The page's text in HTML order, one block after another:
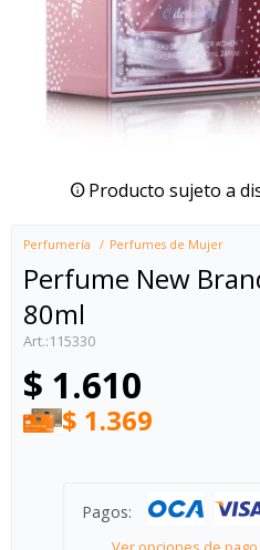
Producto sujeto a
Perfumería Perfumes de Mujer
Perfume New
80ml
115330
$ 1.610
$ 1.369
Pagos: